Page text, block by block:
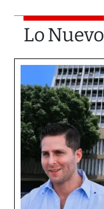
Lo Nuevo